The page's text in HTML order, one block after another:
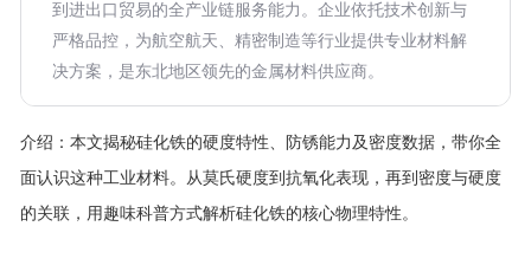
到进出口贸易的全产业链服务能力。企业依托技术创新与
严格品控，为航空航天、精密制造等行业提供专业材料解
决方案，是东北地区领先的金属材料供应商。
介绍： 本文揭秘硅化铁的硬度特性、防锈能力及密度数据，带你全
面认识这种工业材料。从莫氏硬度到抗氧化表现，再到密度与硬度
的关联，用趣味科普方式解析硅化铁的核心物理特性。